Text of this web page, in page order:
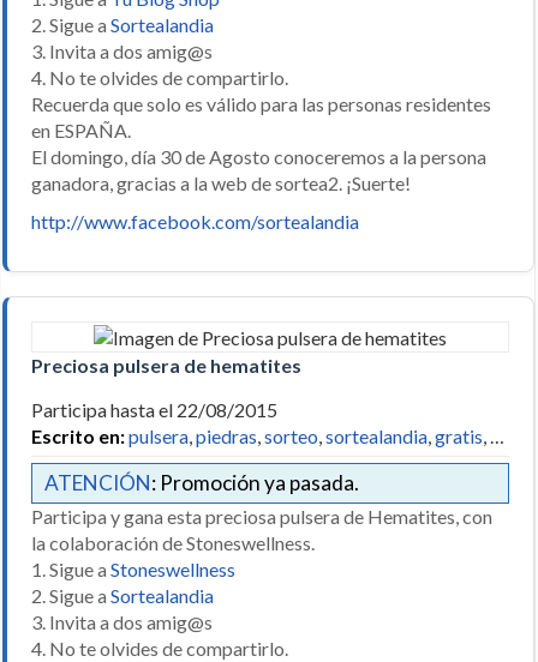
2. Sigue a Sortealandia
3. Invita a dos amig@s
4. No te olvides de compartirlo.
Recuerda que solo es válido para las personas residentes
en ESPAÑA.
El domingo, día 30 de Agosto conoceremos a la persona
ganadora, gracias a la web de sortea2. ¡Suerte!
http://www.facebook.com/sortealandia
Preciosa pulsera de hematites
Participa hasta el 22/08/2015
Escrito en:pulsera,piedras,sorteo,sortealandia,gratis, …
ATENCIÓN: Promoción ya pasada.
Participa y gana esta preciosa pulsera de Hematites, con
la colaboración de Stoneswellness.
1. Sigue a Stoneswellness
2. Sigue a Sortealandia
3. Invita a dos amig@s
4. No te olvides de compartirlo.